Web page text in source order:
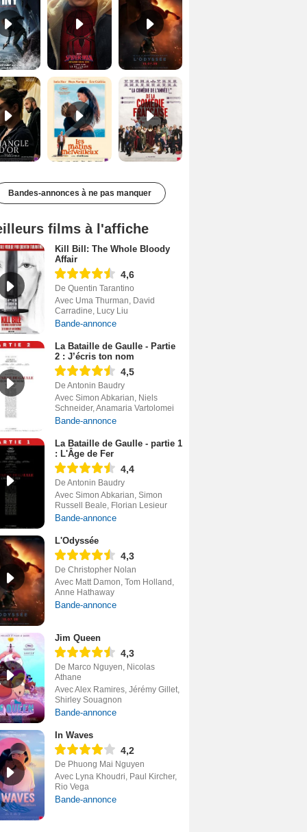
Le Triangle d'or Bande-annonce VF De la Comédie-Française Teaser VF
Bandes-annonces à ne pas manquer
films à l'affiche
Kill Bill: The Whole Bloody
Affair
4,6
De Quentin Tarantino
Avec Uma Thurman, David
Carradine, Lucy Liu
Bande-annonce
La Bataille de Gaulle - Partie
2 : J’écris ton nom
4,5
De Antonin Baudry
Avec Simon Abkarian, Niels
Schneider, Anamaria Vartolomei
Bande-annonce
La Bataille de Gaulle - partie 1
: L'Âge de Fer
4,4
De Antonin Baudry
Avec Simon Abkarian, Simon
Russell Beale, Florian Lesieur
Bande-annonce
L'Odyssée
4,3
De Christopher Nolan
Avec Matt Damon, Tom Holland,
Anne Hathaway
Bande-annonce
Jim Queen
4,3
De Marco Nguyen, Nicolas
Athane
Avec Alex Ramires, Jérémy Gillet,
Shirley Souagnon
Bande-annonce
In Waves
4,2
De Phuong Mai Nguyen
Avec Lyna Khoudri, Paul Kircher,
Rio Vega
Bande-annonce